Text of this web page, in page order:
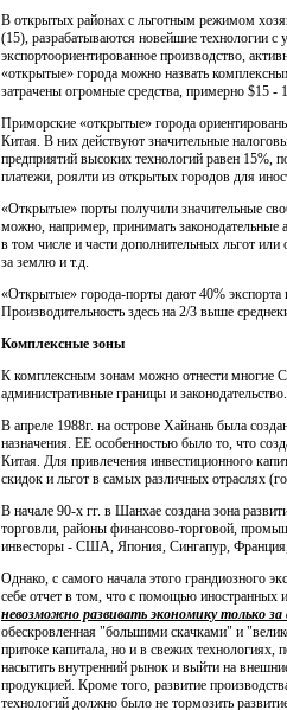
В открытых районах с льготным режимом
(15), разрабатываются новейшие технологии с
экспортоориентированное производство,
«открытые» города можно назвать
затрачены огромные средства, примерно $15
Приморские «открытые» города
Китая. В них действуют значительные
предприятий высоких технологий равен 15%,
платежи, роялти из открытых городов для
«Открытые» порты получили значительные
можно, например, принимать законодательные
в том числе и части дополнительных льгот
за землю и т.д.
«Открытые» города-порты дают 40% экспорта
Производительность здесь на 2/3 выше
Комплексные зоны
К комплексным зонам можно отнести многие
административные границы и законодательство.
В апреле 1988г. на острове Хайнань была
назначения. ЕЕ особенностью было то, что
Китая. Для привлечения инвестиционного
скидок и льгот в самых различных отраслях
В начале 90-х гг. в Шанхае создана зона
торговли, районы финансово-торговой,
инвесторы - США, Япония, Сингапур,
Однако, с самого начала этого грандиозного
себе отчет в том, что с помощью иностранных
невозможно развивать экономику только
обескровленная "большими скачками" и
притоке капитала, но и в свежих
насытить внутренний рынок и выйти на
продукцией. Кроме того, развитие
технологий должно было не тормозить